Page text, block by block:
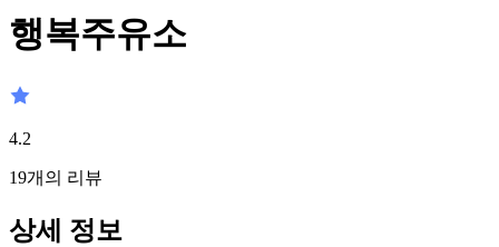
행복주유소
4.2
19개의 리뷰
상세 정보